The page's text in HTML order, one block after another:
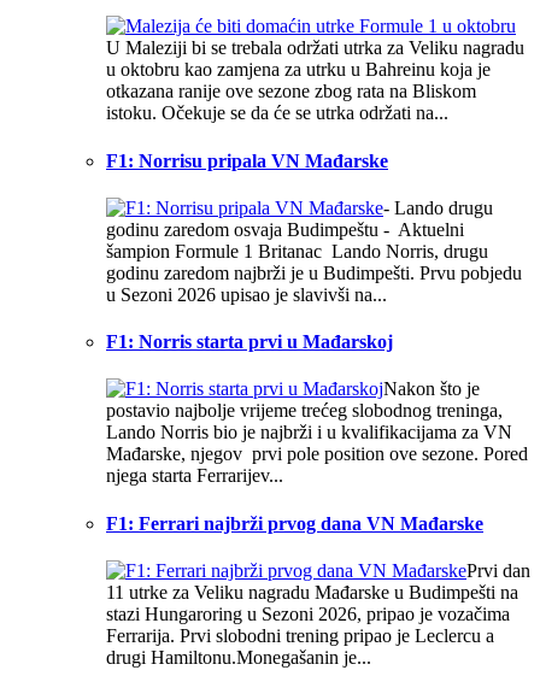
U Maleziji bi se trebala održati utrka za Veliku nagradu
u oktobru kao zamjena za utrku u Bahreinu koja je
otkazana ranije ove sezone zbog rata na Bliskom
istoku. Očekuje se da će se utrka održati na...
F1: Norrisu pripala VN Mađarske
- Lando drugu
godinu zaredom osvaja Budimpeštu - Aktuelni
šampion Formule 1 Britanac Lando Norris, drugu
godinu zaredom najbrži je u Budimpešti. Prvu pobjedu
u Sezoni 2026 upisao je slavivši na...
F1: Norris starta prvi u Mađarskoj
Nakon što je
postavio najbolje vrijeme trećeg slobodnog treninga,
Lando Norris bio je najbrži i u kvalifikacijama za VN
Mađarske, njegov prvi pole position ove sezone. Pored
njega starta Ferrarijev...
F1: Ferrari najbrži prvog dana VN Mađarske
Prvi dan
11 utrke za Veliku nagradu Mađarske u Budimpešti na
stazi Hungaroring u Sezoni 2026, pripao je vozačima
Ferrarija. Prvi slobodni trening pripao je Leclercu a
drugi Hamiltonu.Monegašanin je...